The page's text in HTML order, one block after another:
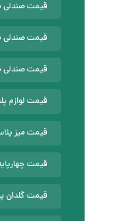
قیمت صندلی
قیمت صندلی
قیمت صندلی
قیمت لوازم
قیمت میز
قیمت
قیمت گلدان